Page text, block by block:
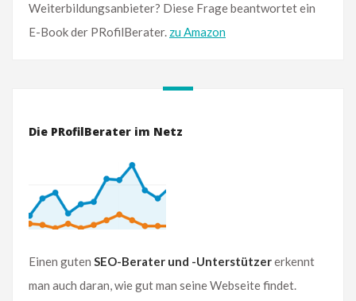
Weiterbildungsanbieter? Diese Frage beantwortet ein
E-Book der PRofilBerater. zu Amazon
Die PRofilBerater im Netz
Einen guten SEO-Berater und -Unterstützererkennt
man auch daran, wie gut man seine Webseite findet.